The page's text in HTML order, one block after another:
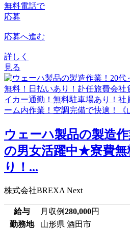
無料電話で
応募
応募へ進む
詳しく
見る
ウェーハ製品の製造
の男女活躍中★寮費無
り！...
株式会社BREXA Next
給与 月収例280,000円
勤務地
山形県 酒田市